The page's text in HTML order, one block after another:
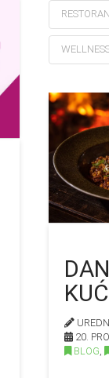
20.
BLOG ,